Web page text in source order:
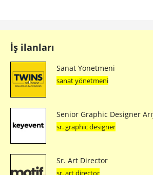
İş ilanları
Sanat Yönetmeni
sanat yönetmeni
Senior Graphic Designer
sr. graphic designer
Sr. Art Director
sr. art director